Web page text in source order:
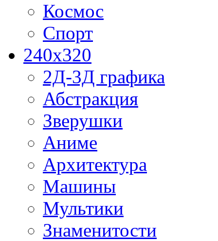
Космос
Спорт
240x320
2Д-3Д графика
Абстракция
Зверушки
Аниме
Архитектура
Машины
Мультики
Знаменитости